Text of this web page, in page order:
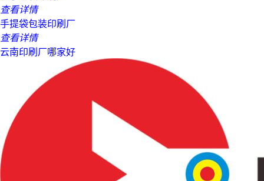
查看详情
手提袋包装印刷厂
查看详情
云南印刷厂哪家好